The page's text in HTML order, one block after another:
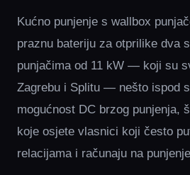
Kućno punjenje s wallbox
praznu bateriju za otprilike dva
punjačima od 11 kW — koji su
Zagrebu i Splitu — nešto ispod
mogućnost DC brzog punjenja,
koje osjete vlasnici koji često
relacijama i računaju na